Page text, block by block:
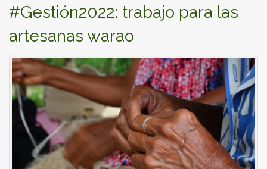
#Gestión2022: trabajo para las
artesanas warao